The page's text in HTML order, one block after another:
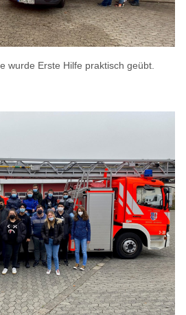
wurde Erste Hilfe praktisch geübt.